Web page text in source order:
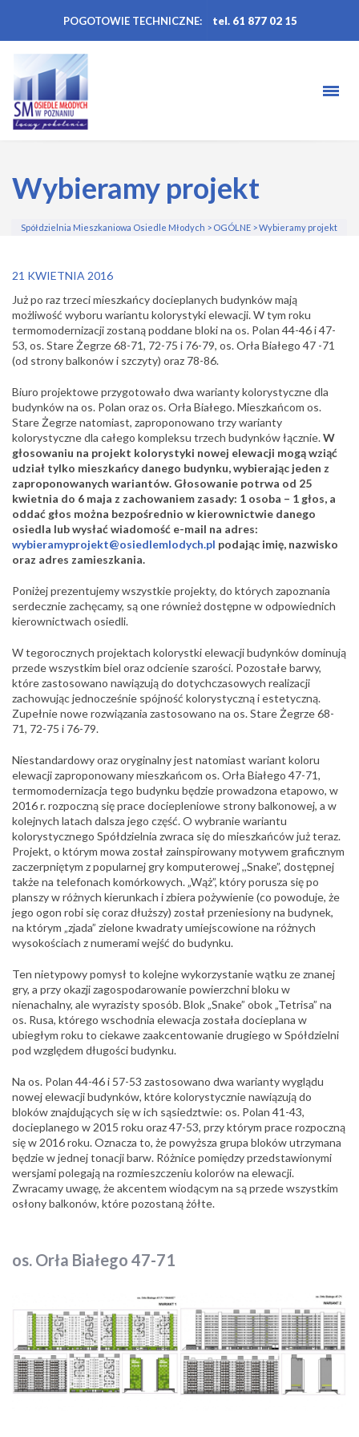
POGOTOWIE TECHNICZNE: tel. 61 877 02 15
Wybieramy projekt
Spółdzielnia Mieszkaniowa Osiedle Młodych > OGÓLNE >Wybieramy projekt
21 KWIETNIA 2016
Już po raz trzeci mieszkańcy docieplanych budynków mają
możliwość wyboru wariantu kolorystyki elewacji.W tym roku
termomodernizacji zostaną poddane bloki na os. Polan 44-46 i 47-
53, os. Stare Żegrze 68-71, 72-75 i 76-79, os. Orła Białego 47 -71
(od strony balkonów i szczyty) oraz 78-86.
Biuro projektowe przygotowało dwa warianty kolorystyczne dla
budynków na os. Polan oraz os. Orła Białego. Mieszkańcom os.
Stare Żegrze natomiast, zaproponowano trzy warianty
kolorystyczne dla całego kompleksu trzech budynków łącznie.W
głosowaniu na projekt kolorystyki nowej elewacji mogą wziąć
udział tylko mieszkańcy danego budynku, wybierając jeden z
zaproponowanych wariantów. Głosowanie potrwa od 25
kwietnia do 6 maja z zachowaniem zasady: 1 osoba – 1 głos, a
oddać głos można bezpośrednio w kierownictwie danego
osiedla lub wysłać wiadomość e-mail na adres:
wybieramyprojekt@osiedlemlodych.pl podając imię, nazwisko
oraz adres zamieszkania.
Poniżej prezentujemy wszystkie projekty, do których zapoznania
serdecznie zachęcamy, są one również dostępne w odpowiednich
kierownictwach osiedli.
W tegorocznych projektach kolorystki elewacji budynków dominują
przede wszystkim biel oraz odcienie szarości. Pozostałe barwy,
które zastosowano nawiązują do dotychczasowych realizacji
zachowując jednocześnie spójność kolorystyczną i estetyczną.
Zupełnie nowe rozwiązania zastosowano na os. Stare Żegrze 68-
71, 72-75 i 76-79.
Niestandardowy oraz oryginalny jest natomiast wariant koloru
elewacji zaproponowany mieszkańcom os. Orła Białego 47-71,
termomodernizacja tego budynku będzie prowadzona etapowo, w
2016 r. rozpoczną się prace dociepleniowe strony balkonowej, a w
kolejnych latach dalsza jego część. O wybranie wariantu
kolorystycznego Spółdzielnia zwraca się do mieszkańców już teraz.
Projekt, o którym mowa został zainspirowany motywem graficznym
zaczerpniętym z popularnej gry komputerowej ,,Snake”, dostępnej
także na telefonach komórkowych. „Wąż”, który porusza się po
planszy w różnych kierunkach i zbiera pożywienie (co powoduje, że
jego ogon robi się coraz dłuższy) został przeniesiony na budynek,
na którym „zjada” zielone kwadraty umiejscowione na różnych
wysokościach z numerami wejść do budynku.
Ten nietypowy pomysł to kolejne wykorzystanie wątku ze znanej
gry, a przy okazji zagospodarowanie powierzchni bloku w
nienachalny, ale wyrazisty sposób. Blok „Snake” obok „Tetrisa” na
os. Rusa, którego wschodnia elewacja została docieplana w
ubiegłym roku to ciekawe zaakcentowanie drugiego w Spółdzielni
pod względem długości budynku.
Na os. Polan 44-46 i 57-53 zastosowano dwa warianty wyglądu
nowej elewacji budynków, które kolorystycznie nawiązują do
bloków znajdujących się w ich sąsiedztwie: os. Polan 41-43,
docieplanego w 2015 roku oraz 47-53, przy którym prace rozpoczną
się w 2016 roku. Oznacza to, że powyższa grupa bloków utrzymana
będzie w jednej tonacji barw. Różnice pomiędzy przedstawionymi
wersjami polegają na rozmieszczeniu kolorów na elewacji.
Zwracamy uwagę, że akcentem wiodącym na są przede wszystkim
osłony balkonów, które pozostaną żółte.
os. Orła Białego 47-71